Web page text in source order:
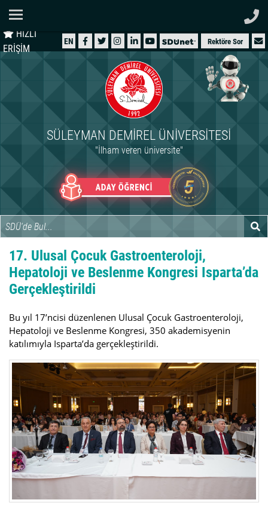
HIZLI
ERİŞİM
EN Rektöre Sor
SÜLEYMAN DEMIREL ÜNIVERSITESI
"İlham veren üniversite"
ÜNİVERSİTEMİZ
İDARİ
ARAŞTIRMA
INTERNATIONAL
17. Ulusal Çocuk Gastroenteroloji,
Hepatoloji ve Beslenme Kongresi Isparta’da
Gerçekleştirildi
Bu yıl 17’ncisi düzenlenen Ulusal Çocuk Gastroenteroloji,
Hepatoloji ve Beslenme Kongresi, 350 akademisyenin
katılımıyla Isparta’da gerçekleştirildi.